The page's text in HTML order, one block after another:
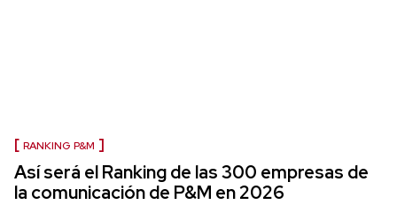
RANKING P&M
Así será el Ranking de las 300 empresas de
la comunicación de P&M en 2026